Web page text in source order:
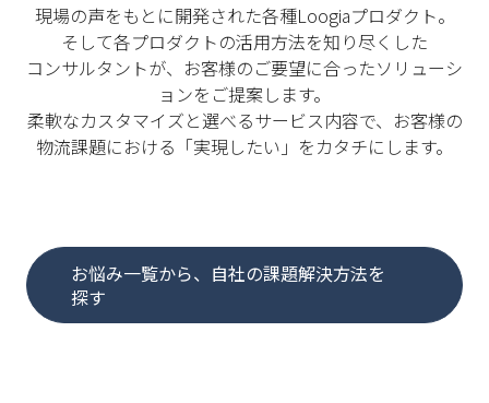
現場の声をもとに開発された各種Loogiaプロダクト。
そして各プロダクトの活用方法を知り尽くした
コンサルタントが、お客様のご要望に合ったソリューシ
ョンをご提案します。
柔軟なカスタマイズと選べるサービス内容で、お客様の
物流課題における「実現したい」をカタチにします。
お悩み一覧から、自社の課題解決方法を
探す